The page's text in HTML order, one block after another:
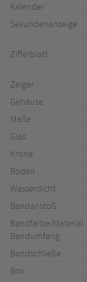
Kalender
Sekundenanzeige
Zifferblatt
Zeiger
Gehäuse
Maße
Glas
Krone
Boden
Wasserdicht
Bandanstoß
Bandfarbe/Material
Bandumfang
Bandschließe
Box